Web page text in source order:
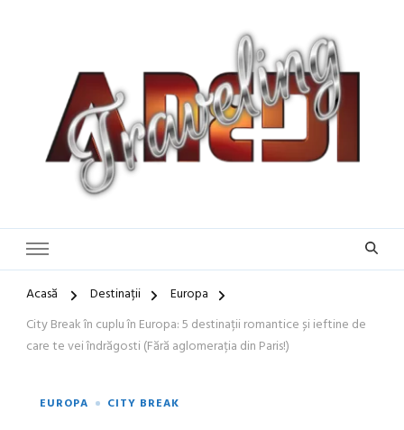
Călătorie în Europa | Inspirație
pentru Vacanțe Memorabile
Acasă Destinații
Europa
City Break în cuplu în Europa: 5 destinații romantice și ieftine de
care te vei îndrăgosti (Fără aglomerația din Paris!)
EUROPA CITY BREAK